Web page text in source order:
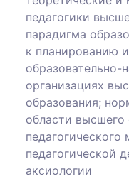
педагогики
парадигма
к планированию
образовательно-
организациях
образования;
области высшего
педагогической
аксиологии